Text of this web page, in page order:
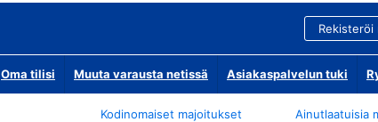
Rekisteröi
Oma tilisi Muuta varausta netissä Asiakaspalvelun tuki
Kodinomaiset majoitukset
Ainutlaatuisia